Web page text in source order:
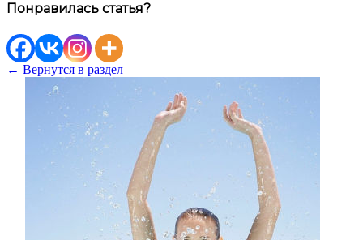
Понравилась статья?
← Вернутся в раздел